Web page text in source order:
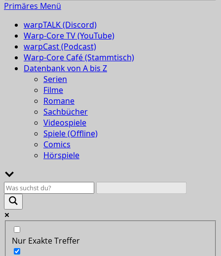
Primäres Menü
warpTALK (Discord)
Warp-Core TV (YouTube)
warpCast (Podcast)
Warp-Core Café (Stammtisch)
Datenbank von A bis Z
Serien
Filme
Romane
Sachbücher
Videospiele
Spiele (Offline)
Comics
Hörspiele
Nur Exakte Treffer